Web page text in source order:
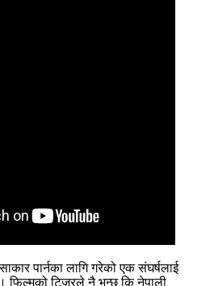
पार्नका लागि गरेको एक संघर्षलाई
फिल्मको टिजरले नै भन्छ कि नेपाली